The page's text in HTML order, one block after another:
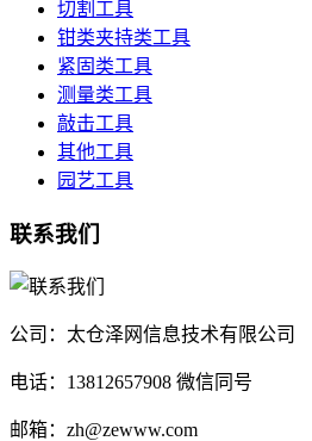
切割工具
钳类夹持类工具
紧固类工具
测量类工具
敲击工具
其他工具
园艺工具
联系我们
公司：太仓泽网信息技术有限公司
电话：13812657908 微信同号
邮箱：zh@zewww.com